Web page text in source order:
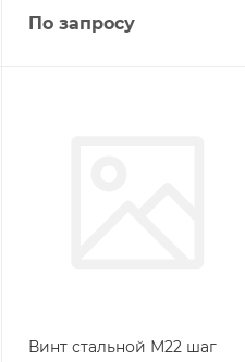
По запросу
Винт стальной М22 шаг